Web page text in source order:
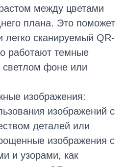
между цветами
плана. Это поможет
легко сканируемый QR-
работают темные
светлом фоне или
изображения:
изображений с
деталей или
изображения с
и узорами, как